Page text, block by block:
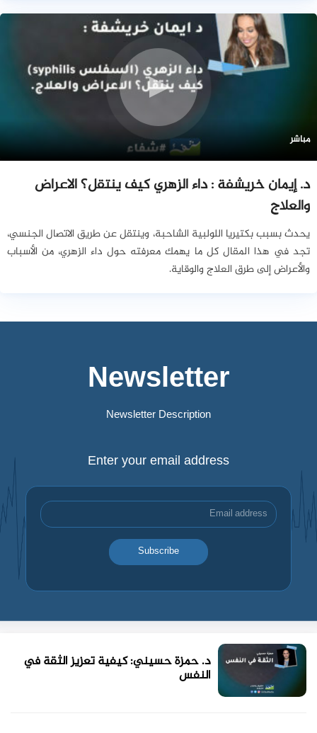
مباشر
د. إيمان خريشفة : داء الزهري كيف ينتقل؟ الاعراض
والعلاج
يحدث بسبب بكتيريا اللولبية الشاحبة، وينتقل عن طريق الاتصال الجنسي،
تجد في هذا المقال كل ما يهمك معرفته حول داء الزهري، من الأسباب
والأعراض إلى طرق العلاج والوقاية.
Newsletter
Newsletter Description
Enter your email address
Subscribe
د. حمزة حسيني: كيفية تعزيز الثقة في
النفس